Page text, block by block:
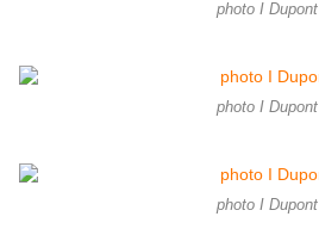
photo I Dupont
photo I Dupont
photo I Dupont